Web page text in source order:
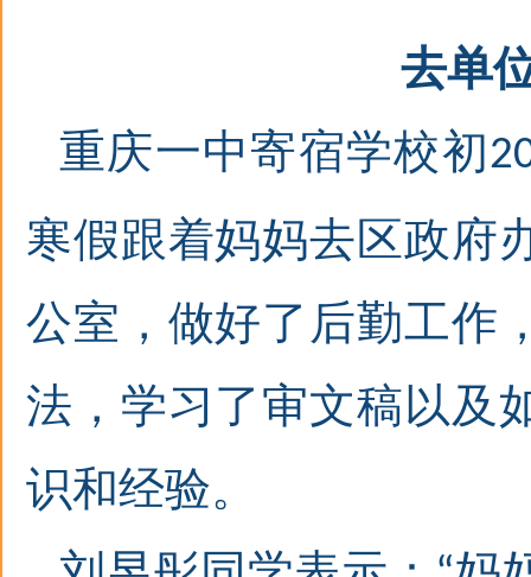
去单
重庆一中寄宿学校初
寒假跟着妈妈去区政府
公室，做好了后勤工作
法，学习了审文稿以及
识和经验。